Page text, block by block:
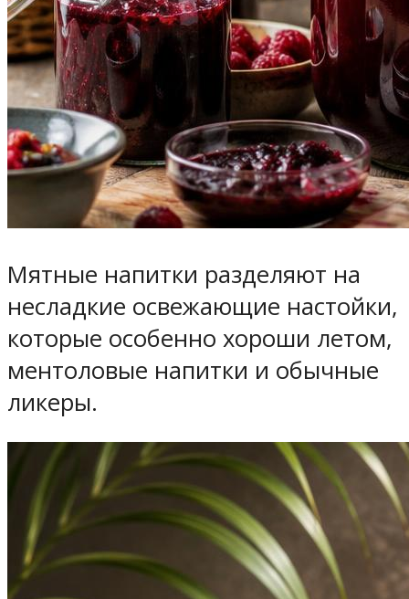
Мятные напитки разделяют на
несладкие освежающие настойки,
которые особенно хороши летом,
ментоловые напитки и обычные
ликеры.